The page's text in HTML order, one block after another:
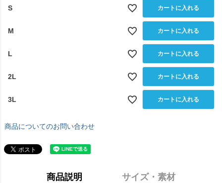
S カートに入れる
M カートに入れる
L カートに入れる
2L カートに入れる
3L カートに入れる
商品についてのお問い合わせ
商品説明 サイズ・素材